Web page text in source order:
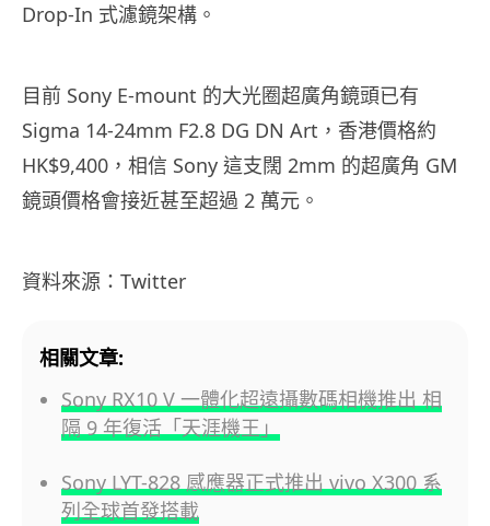
Drop-In 式濾鏡架構。
目前 Sony E-mount 的大光圈超廣角鏡頭已有
Sigma 14-24mm F2.8 DG DN Art，香港價格約
HK$9,400，相信 Sony 這支闊 2mm 的超廣角 GM
鏡頭價格會接近甚至超過 2 萬元。
資料來源：Twitter
相關文章:
Sony RX10 V 一體化超遠攝數碼相機推出 相
隔 9 年復活「天涯機王」
Sony LYT-828 感應器正式推出 vivo X300 系
列全球首發搭載